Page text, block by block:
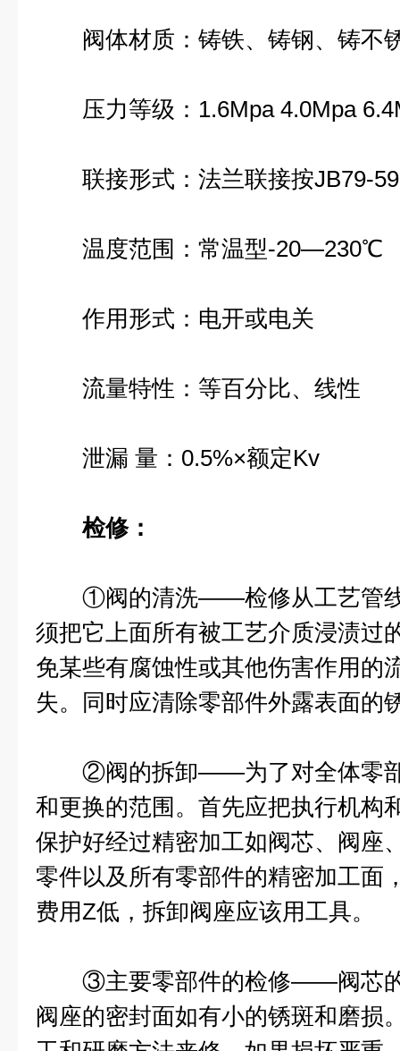
阀体材质：铸铁、铸钢、铸不
压力等级：1.6Mpa 4.0Mpa
联接形式：法兰联接按JB79-59
温度范围：常温型-20—230℃
作用形式：电开或电关
流量特性：等百分比、线性
泄漏 量：0.5%×额定Kv
检修：
①阀的清洗——检修从工艺管线
须把它上面所有被工艺介质浸渍过
免某些有腐蚀性或其他伤害作用的
失。同时应清除零部件外露表面的
②阀的拆卸——为了对全体零部
和更换的范围。首先应把执行机构
保护好经过精密加工如阀芯、阀座
零件以及所有零部件的精密加工面
费用Z低，拆卸阀座应该用工具。
③主要零部件的检修——阀芯的
阀座的密封面如有小的锈斑和磨损